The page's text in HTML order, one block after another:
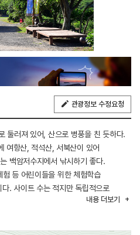
관광정보 수정요청
둘러져 있어, 산으로 병풍을 친 듯하다.
여항산, 적석산, 서북산이 있어
백암저수지에서 낚시하기 좋다.
등 어린이들을 위한 체험학습
. 사이트 수는 적지만 독립적으로
물 출입을 금지하고 있으며 캠핑장 안에
서의 마무리 휴식까지 완벽한 코스의
내용 더보기